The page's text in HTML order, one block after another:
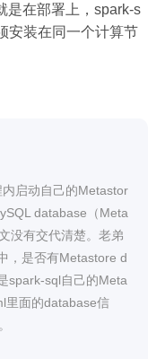
是在部署上，spark-s
安装在同一个计算节
限制”。如下：
conf/hive-site.xm
name>
启动自己的Metastor
database（Meta
没有交代清楚。老弟
，是否有Metastore d
spark-sql自己的Meta
里面的database信